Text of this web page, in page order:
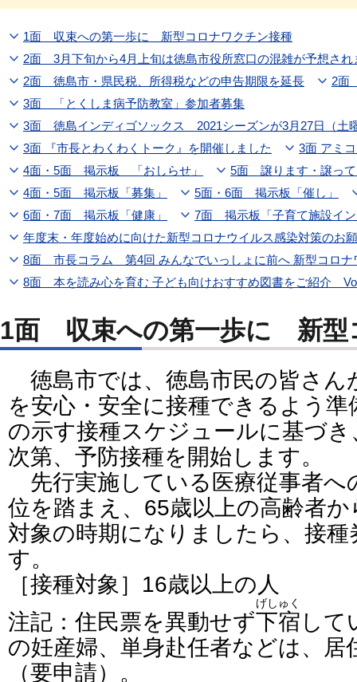
1面 収束への第一歩に 新型コロナワクチン接種
2面 3月下旬から4月上旬は徳島市役所窓口の混雑が予想され
2面 徳島市・県民税、所得税などの申告期限を延長
2面
3面 「とくしま病予防教室」参加者募集
3面 徳島インディゴソックス 2021シーズンが3月27日（土
3面 『市長とわくわくトーク』を開催しました
3面 ア
4面・5面 掲示板 「おしらせ」
5面 譲ります・譲って
4面・5面 掲示板「募集」
5面・6面 掲示板「催し」
6面・7面 掲示板「健康」
7面 掲示板「子育て施設イ
年度末・年度始めに向けた新型コロナウイルス感染対策のお
8面 市長コラム 第4回 みんなでいっしょに前へ 新型コロナ
8面 本を読み心を育む 子ども向けおすすめ図書をご紹介
1面 収束への第一歩に 新型
徳島市では、徳島市民の皆さん
を安心・安全に接種できるよう
の示す接種スケジュールに基づ
次第、予防接種を開始します。
先行実施している医療従事者へ
位を踏まえ、65歳以上の高齢者
対象の時期になりましたら、接
す。
［接種対象］16歳以上の人
注記：住民票を異動せず下宿
げしゅく
して
の妊産婦、単身赴任者などは、居
（要申請）。